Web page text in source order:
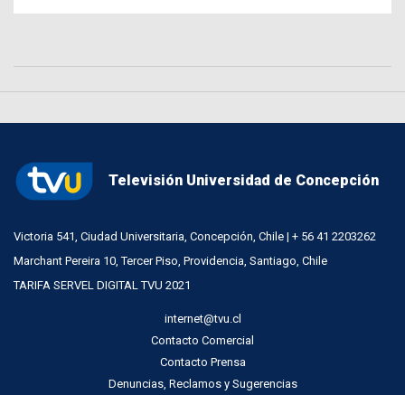
Televisión Universidad de Concepción
Victoria 541, Ciudad Universitaria, Concepción, Chile | + 56 41 2203262
Marchant Pereira 10, Tercer Piso, Providencia, Santiago, Chile
TARIFA SERVEL DIGITAL TVU 2021
internet@tvu.cl
Contacto Comercial
Contacto Prensa
Denuncias, Reclamos y Sugerencias